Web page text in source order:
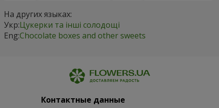
На других языках:
Укр:Цукерки та інші солодощі
Eng:Chocolate boxes and other sweets
Контактные данные